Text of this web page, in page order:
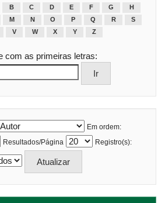
B C D E F G
H
M N O P Q R
S
V W X Y Z
com as primeiras letras:
Em ordem:
Resultados/Página
Registro(s):